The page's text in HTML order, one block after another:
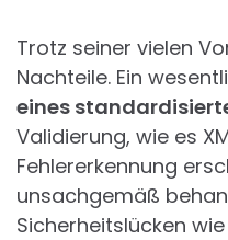
Trotz seiner vielen
Nachteile. Ein
eines
Validierung, wie es
Fehlererkennung
unsachgemäß
Sicherheitslücken